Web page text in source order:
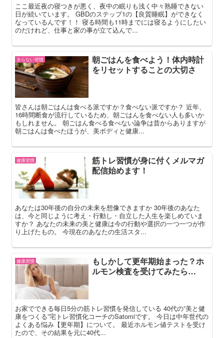
ここ最近夜の寝つきが悪く、夜中の眠りも浅く中々熟睡できない
日が続いています。 GBDのステップ1の【良質睡眠】ができなく
なっているんです！！ 寝る時間も11時までには寝るようにしたい
のだけれど、仕事と家の事が立て込んで...
太らない習慣
朝ごはんを食べよう！体内時計
をリセットすることの大切さ
皆さんは朝ごはんは食べる派ですか？食べない派ですか？ 近年、
16時間断食が流行しているため、朝ごはんを食べない人も多いか
もしれません。 朝ごはん食べる食べない論争は昔からありますが
朝ごはんは食べたほうが、美ボディと健康...
健康習慣
筋トレ習慣が身に付くメルマガ
配信始めます！
あなたは30年後の自分の未来を想像できますか 30年後のあなた
は、今と同じように考え・行動し・自立した人生を楽しめていま
すか？ あなたの未来の美と健康は今の行動や選択の一つ一つが作
り上げたもの。 今現在のあなたの生活スタ...
健康習慣
もしかして更年期始まった？ホ
ルモン検査を受けてみたら…
お家でできる毎日5分の筋トレ習慣を発信している 40代の”美と健
康をつくる”宅トレ習慣化コーチのSatomiです。 今日は中年世代の
よくある悩み【更年期】について。 最近ホルモン値テストを受け
たので、その結果を元に40代...